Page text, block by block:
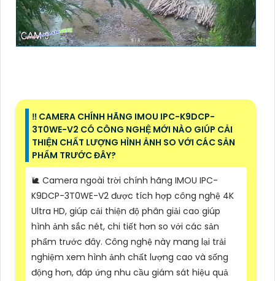
‼️ CAMERA CHÍNH HÃNG IMOU IPC-K9DCP-
3T0WE-V2 CÓ CÔNG NGHỆ MỚI NÀO GIÚP CẢI
THIỆN CHẤT LƯỢNG HÌNH ẢNH SO VỚI CÁC SẢN
PHẨM TRƯỚC ĐÂY?
🐌 Camera ngoài trời chính hãng IMOU IPC-
K9DCP-3T0WE-V2 được tích hợp công nghệ 4K
Ultra HD, giúp cải thiện độ phân giải cao giúp
hình ảnh sắc nét, chi tiết hơn so với các sản
phẩm trước đây. Công nghệ này mang lại trải
nghiệm xem hình ảnh chất lượng cao và sống
động hơn, đáp ứng nhu cầu giám sát hiệu quả